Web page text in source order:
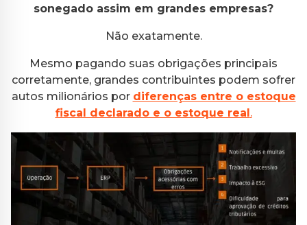
sonegado assim em grandes empresas?
Não exatamente.
Mesmo pagando suas obrigações principais
corretamente, grandes contribuintes podem sofrer
autos milionários por diferenças entre o estoque
fiscal declarado e o estoque real .